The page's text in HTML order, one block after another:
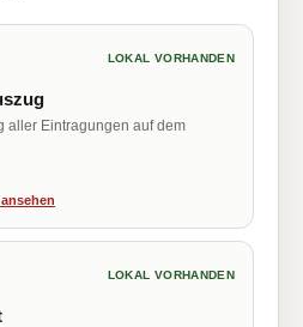
LOKAL VORHANDEN
aller Eintragungen auf dem
LOKAL VORHANDEN